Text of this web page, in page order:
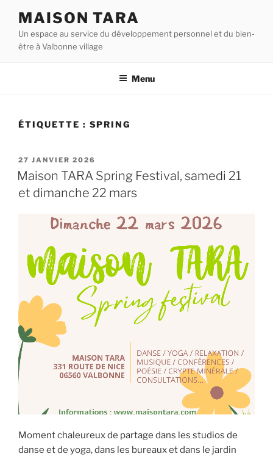
contenu
principal
MAISON TARA
Un espace au service du développement personnel et du bien-
être à Valbonne village
Menu
ÉTIQUETTE : SPRING
PUBLIÉ
LE
27 JANVIER 2026
Maison TARA Spring Festival, samedi 21
et dimanche 22 mars
Moment chaleureux de partage dans les studios de
danse et de yoga, dans les bureaux et dans le jardin